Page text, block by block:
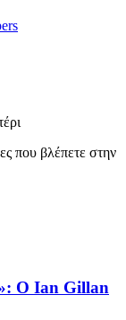
που βλέπετε στην
Ο Ian Gillan